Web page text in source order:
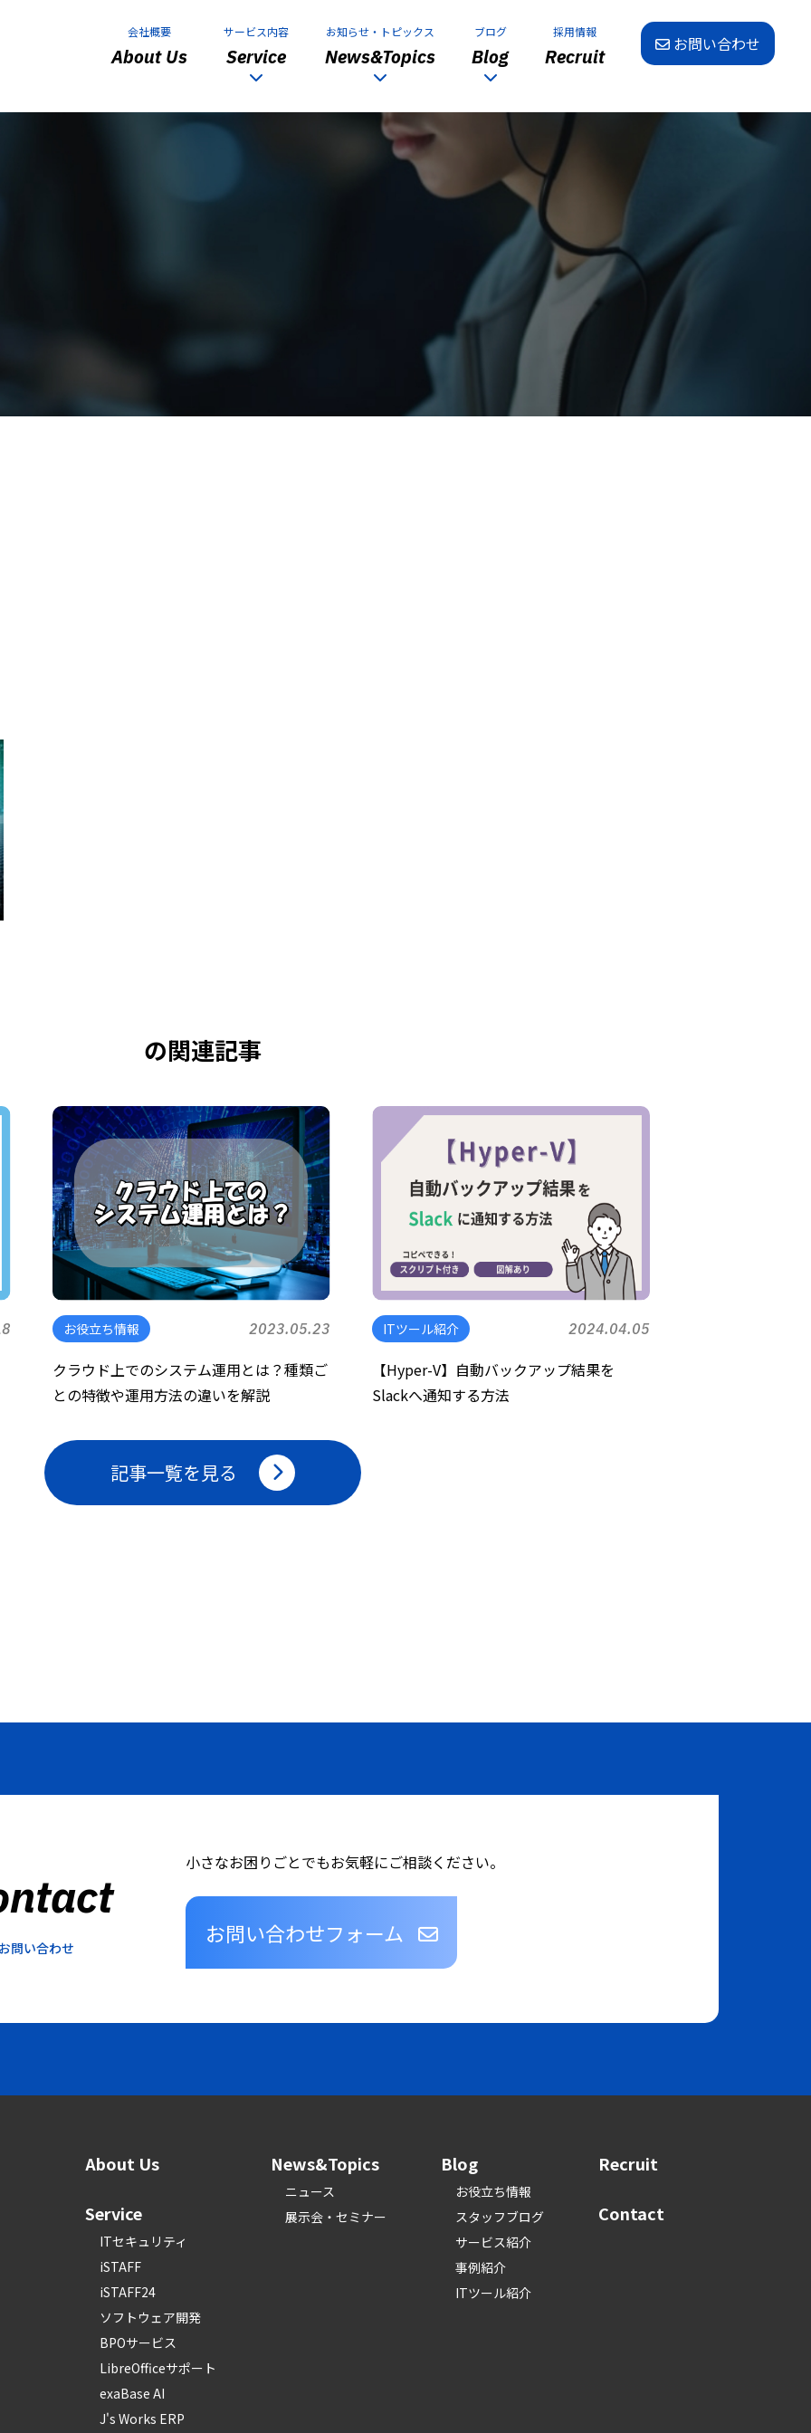
会社概要
About Us
サービス内容
Service
お知らせ・トピックス
News&Topics
ブログ
Blog
採用情報
Recruit
お問い合わせ
の関連記事
お役立ち情報 2023.05.23
クラウド上でのシステム運用とは？種類ご
との特徴や運用方法の違いを解説
ITツール紹介 2024.04.05
【Hyper-V】自動バックアップ結果を
Slackへ通知する方法
記事一覧を見る
問い合わせ
小さなお困りごとでもお気軽にご相談ください。
お問い合わせフォーム
About Us
Service
ITセキュリティ
iSTAFF
iSTAFF24
ソフトウェア開発
BPOサービス
LibreOfficeサポート
exaBase AI
J's Works ERP
News&Topics
ニュース
展示会・セミナー
Blog
お役立ち情報
スタッフブログ
サービス紹介
事例紹介
ITツール紹介
Recruit
Contact